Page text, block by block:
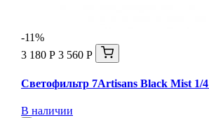
-11%
3 180 Р 3 560 Р
Светофильтр 7Artisans Black Mist 1/
В наличии